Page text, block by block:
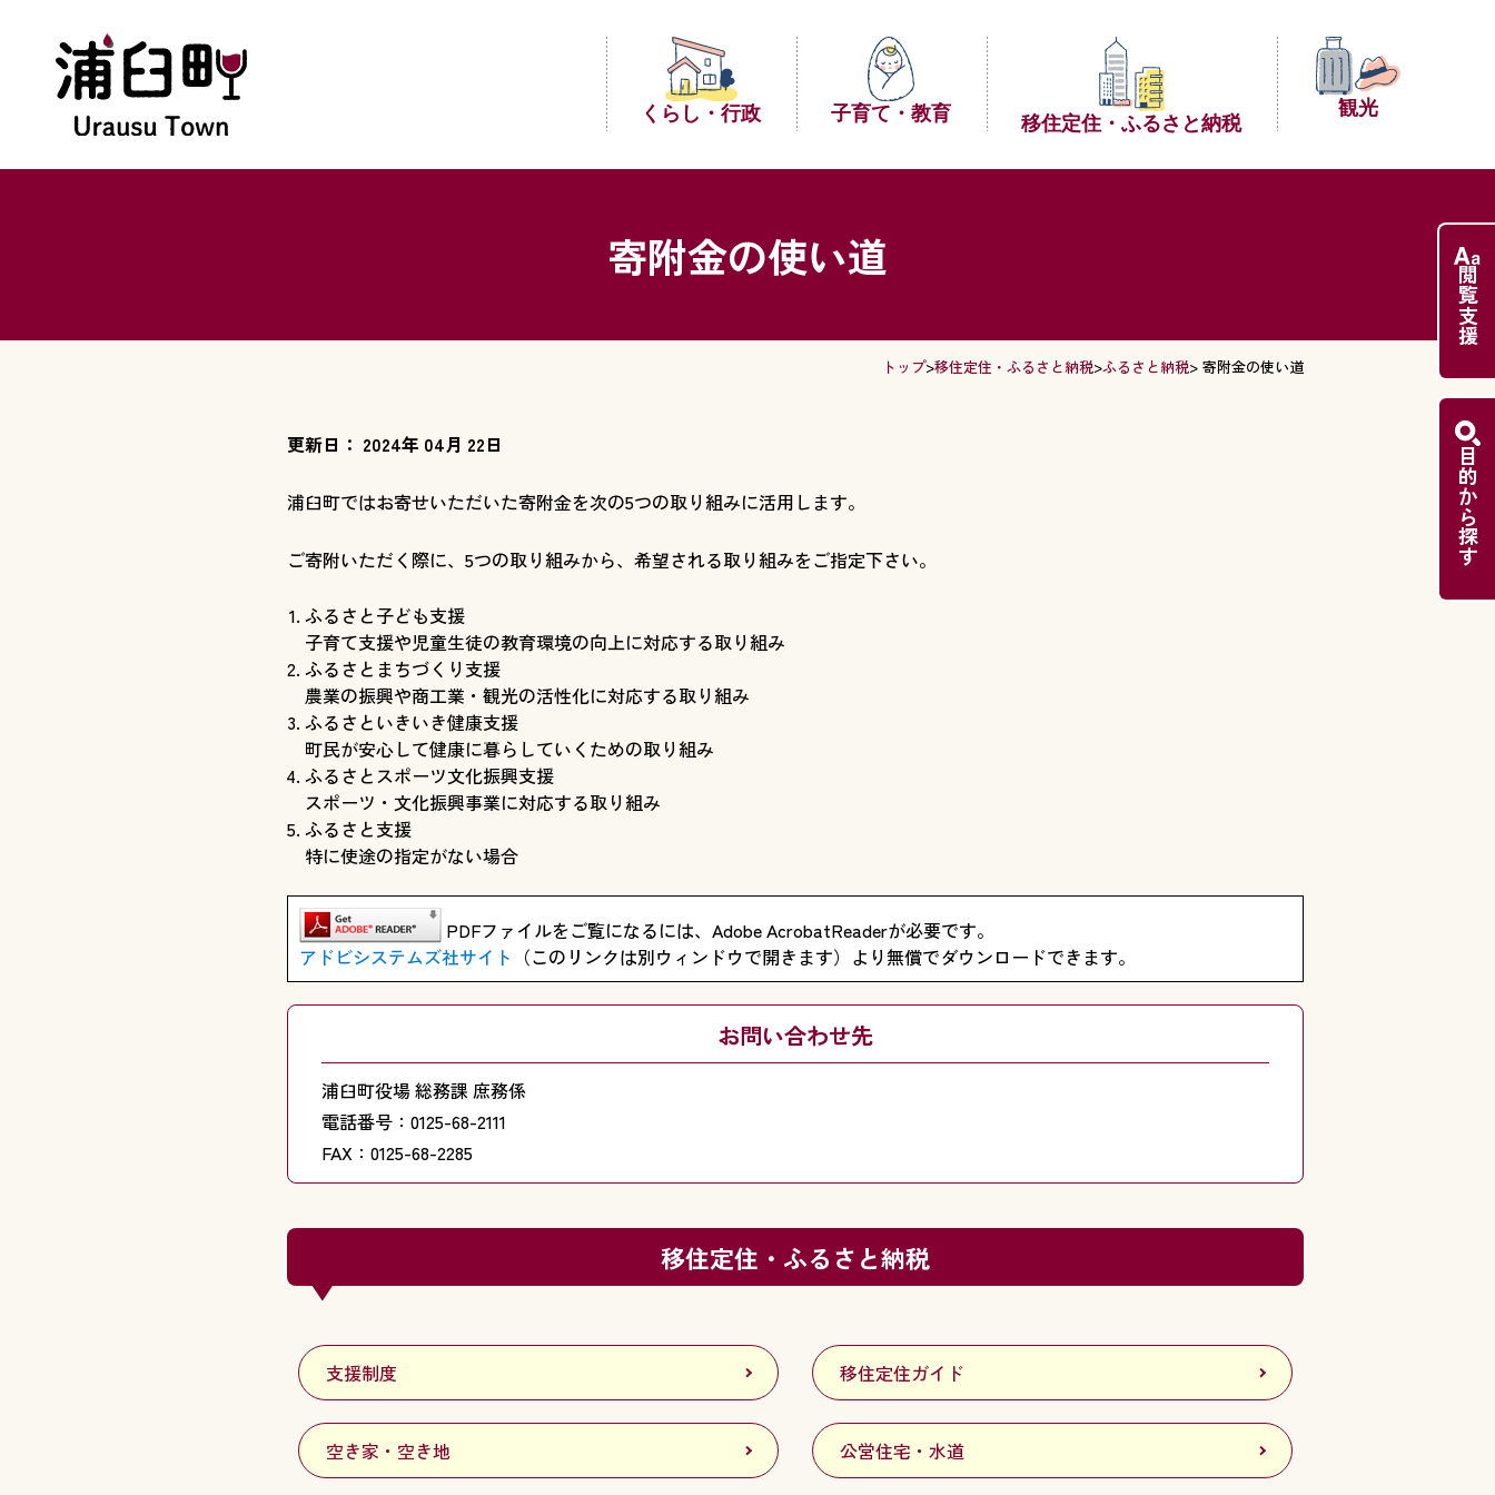
閲覧支援
目的から探す
くらし・行政 子育て・教育
移住定住・ ふるさと納税
観光
寄附金の使い道
トップ>移住定住・ふるさと納税>ふるさと納税> 寄附金の使い道
更新日： 2024年 04月 22日
浦臼町ではお寄せいただいた寄附金を次の5つの取り組みに活用します。
ご寄附いただく際に、5つの取り組みから、希望される取り組みをご指定下さい。
ふるさと子ども支援
子育て支援や児童生徒の教育環境の向上に対応する取り組み
ふるさとまちづくり支援
農業の振興や商工業・観光の活性化に対応する取り組み
ふるさといきいき健康支援
町民が安心して健康に暮らしていくための取り組み
ふるさとスポーツ文化振興支援
スポーツ・文化振興事業に対応する取り組み
ふるさと支援
特に使途の指定がない場合
PDFファイルをご覧になるには、Adobe AcrobatReaderが必要です。
アドビシステムズ社サイト （このリンクは別ウィンドウで開きます）より無償でダウンロードできます。
お問い合わせ先
浦臼町役場 総務課 庶務係
電話番号：0125-68-2111
FAX：0125-68-2285
移住定住・ふるさと納税
支援制度 移住定住ガイド
空き家・空き地 公営住宅・水道